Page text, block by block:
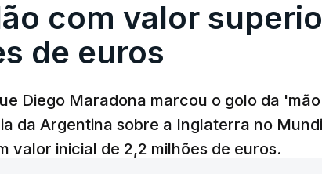
com valor
de euros
Diego Maradona marcou o golo da
da Argentina sobre a Inglaterra no
valor inicial de 2,2 milhões de euros.